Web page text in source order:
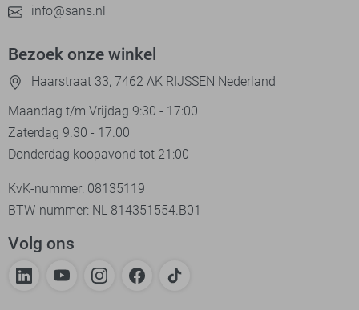
info@sans.nl
Bezoek onze winkel
Haarstraat 33, 7462 AK RIJSSEN Nederland
Maandag t/m Vrijdag 9:30 - 17:00
Zaterdag 9.30 - 17.00
Donderdag koopavond tot 21:00
KvK-nummer: 08135119
BTW-nummer: NL 814351554.B01
Volg ons